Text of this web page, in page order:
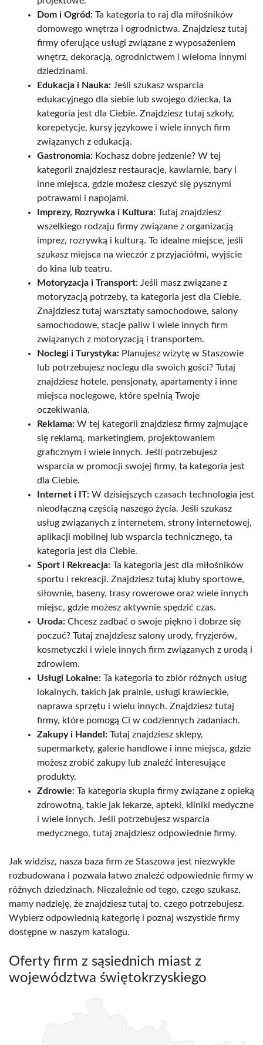
Dom i Ogród: Ta kategoria to raj dla miłośników
domowego wnętrza i ogrodnictwa. Znajdziesz tutaj
firmy oferujące usługi związane z wyposażeniem
wnętrz, dekoracją, ogrodnictwem i wieloma innymi
dziedzinami.
Edukacja i Nauka: Jeśli szukasz wsparcia
edukacyjnego dla siebie lub swojego dziecka, ta
kategoria jest dla Ciebie. Znajdziesz tutaj szkoły,
korepetycje, kursy językowe i wiele innych firm
związanych z edukacją.
Gastronomia: Kochasz dobre jedzenie? W tej
kategorii znajdziesz restauracje, kawiarnie, bary i
inne miejsca, gdzie możesz cieszyć się pysznymi
potrawami i napojami.
Imprezy, Rozrywka i Kultura: Tutaj znajdziesz
wszelkiego rodzaju firmy związane z organizacją
imprez, rozrywką i kulturą. To idealne miejsce, jeśli
szukasz miejsca na wieczór z przyjaciółmi, wyjście
do kina lub teatru.
Motoryzacja i Transport: Jeśli masz związane z
motoryzacją potrzeby, ta kategoria jest dla Ciebie.
Znajdziesz tutaj warsztaty samochodowe, salony
samochodowe, stacje paliw i wiele innych firm
związanych z motoryzacją i transportem.
Noclegi i Turystyka: Planujesz wizytę w Staszowie
lub potrzebujesz noclegu dla swoich gości? Tutaj
znajdziesz hotele, pensjonaty, apartamenty i inne
miejsca noclegowe, które spełnią Twoje
oczekiwania.
Reklama: W tej kategorii znajdziesz firmy zajmujące
się reklamą, marketingiem, projektowaniem
graficznym i wiele innych. Jeśli potrzebujesz
wsparcia w promocji swojej firmy, ta kategoria jest
dla Ciebie.
Internet i IT: W dzisiejszych czasach technologia jest
nieodłączną częścią naszego życia. Jeśli szukasz
usług związanych z internetem, strony internetowej,
aplikacji mobilnej lub wsparcia technicznego, ta
kategoria jest dla Ciebie.
Sport i Rekreacja: Ta kategoria jest dla miłośników
sportu i rekreacji. Znajdziesz tutaj kluby sportowe,
siłownie, baseny, trasy rowerowe oraz wiele innych
miejsc, gdzie możesz aktywnie spędzić czas.
Uroda: Chcesz zadbać o swoje piękno i dobrze się
poczuć? Tutaj znajdziesz salony urody, fryzjerów,
kosmetyczki i wiele innych firm związanych z urodą i
zdrowiem.
Usługi Lokalne: Ta kategoria to zbiór różnych usług
lokalnych, takich jak pralnie, usługi krawieckie,
naprawa sprzętu i wielu innych. Znajdziesz tutaj
firmy, które pomogą Ci w codziennych zadaniach.
Zakupy i Handel: Tutaj znajdziesz sklepy,
supermarkety, galerie handlowe i inne miejsca, gdzie
możesz zrobić zakupy lub znaleźć interesujące
produkty.
Zdrowie: Ta kategoria skupia firmy związane z opieką
zdrowotną, takie jak lekarze, apteki, kliniki medyczne
i wiele innych. Jeśli potrzebujesz wsparcia
medycznego, tutaj znajdziesz odpowiednie firmy.
Jak widzisz, nasza baza firm ze Staszowa jest niezwykle
rozbudowana i pozwala łatwo znaleźć odpowiednie firmy w
różnych dziedzinach. Niezależnie od tego, czego szukasz,
mamy nadzieję, że znajdziesz tutaj to, czego potrzebujesz.
Wybierz odpowiednią kategorię i poznaj wszystkie firmy
dostępne w naszym katalogu.
Oferty firm z sąsiednich miast z
województwa świętokrzyskiego